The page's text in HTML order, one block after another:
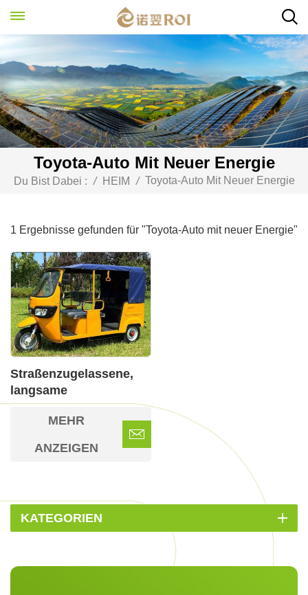
Toyota-Auto Mit Neuer Energie
Du Bist Dabei : / HEIM / Toyota-Auto Mit Neuer Energie
1 Ergebnisse gefunden für "Toyota-Auto mit neuer Energie"
Straßenzugelassene,
langsame
Elektrofahrzeuge
MEHR
ANZEIGEN
KATEGORIEN